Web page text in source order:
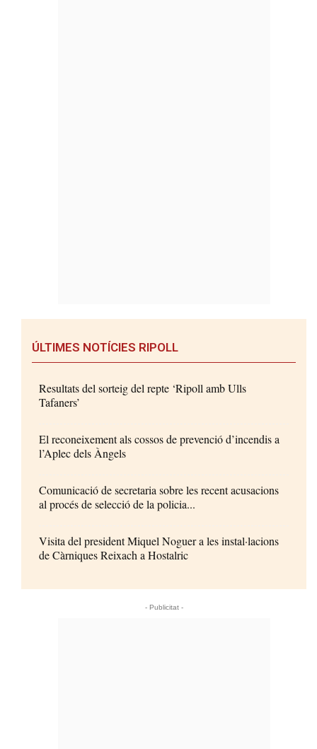
ÚLTIMES NOTÍCIES RIPOLL
Resultats del sorteig del repte ‘Ripoll amb Ulls
Tafaners’
El reconeixement als cossos de prevenció d’incendis a
l’Aplec dels Àngels
Comunicació de secretaria sobre les recent acusacions
al procés de selecció de la policia...
Visita del president Miquel Noguer a les instal·lacions
de Càrniques Reixach a Hostalric
- Publicitat -